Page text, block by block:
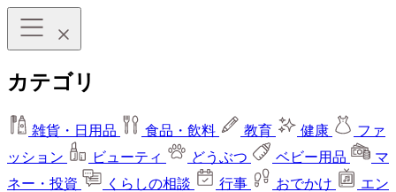
カテゴリ
雑貨・日用品 食品・飲料 教育 健康
ファ
ッション
ビューティ どうぶつ ベビー用品
マ
ネー・投資
くらしの相談 行事 おでかけ
エン